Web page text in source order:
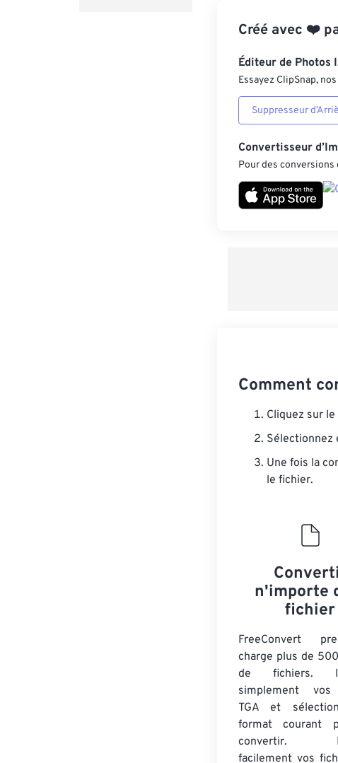
Créé avec ❤️
Éditeur de Photos
Essayez ClipSnap,
Suppresseur
Convertisseur
Pour des
Comment
Cliquez sur
Sélectionnez
Une fois la
le fichier.
n'importe
fichier
FreeConvert
charge plus de
de fichiers.
simplement vos
TGA et
format courant
convertir.
facilement vos